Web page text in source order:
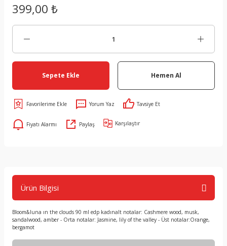
399,00 ₺
Sepete Ekle Hemen Al
Yorum Yaz Tavsiye Et
Fiyatı Alarmı Paylaş Karşılaştır
Ürün Bilgisi
Bloom&luna ın the clouds 90 ml edp kadınalt notalar: Cashmere wood, musk,
sandalwood, amber - Orta notalar: Jasmine, lily of the valley - Üst notalar:Orange,
bergamot